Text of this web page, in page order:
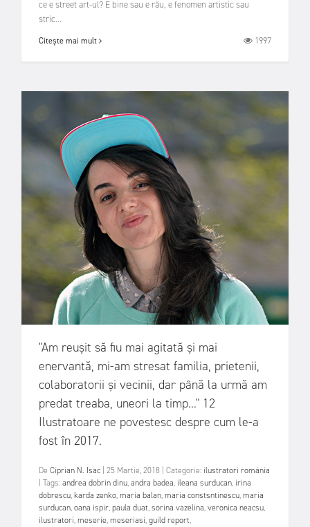
ce e street art-ul? E bine sau e rău, e fenomen artistic sau
stric...
Citește mai mult 1997
"Am reușit să fiu mai agitată și mai
enervantă, mi-am stresat familia, prietenii,
colaboratorii și vecinii, dar până la urmă am
predat treaba, uneori la timp..." 12
Ilustratoare ne povestesc despre cum le-a
fost în 2017.
De Ciprian N. Isac 25 Martie, 2018 Categorie: ilustratori românia
Tags:andrea dobrin dinu,andra badea, ileana surducan, irina
dobrescu,karda zenko,maria balan,maria constsntinescu,maria
surducan,oana ispir,paula duat,sorina vazelina,veronica neacsu,
ilustratori,meserie,meseriasi,guild report,